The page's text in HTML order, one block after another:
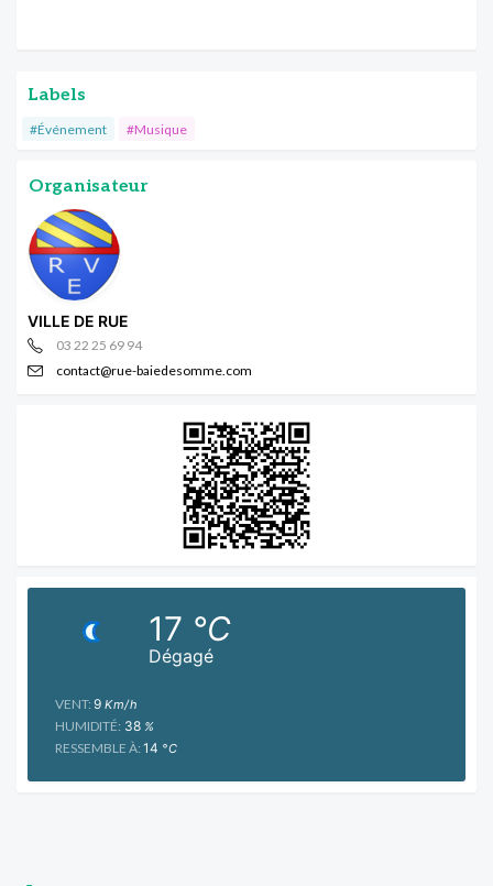
Labels
#Événement #Musique
Organisateur
VILLE DE RUE
03 22 25 69 94
contact@rue-baiedesomme.com
Dégagé
17 °C
VENT: 9 Km/h
HUMIDITÉ: 38 %
RESSEMBLE À: 14 °C